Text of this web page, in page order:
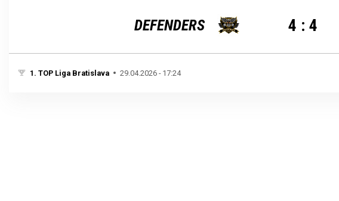
DEFENDERS 4 : 4
1. TOP Liga Bratislava 29.04.2026 - 17:24